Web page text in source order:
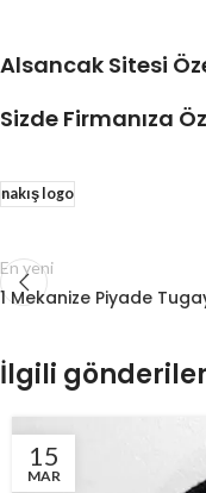
Alsancak Sitesi
Sizde Firmanıza
nakış logo
En yeni
1 Mekanize Piyade
İlgili gönderiler
15
MAR